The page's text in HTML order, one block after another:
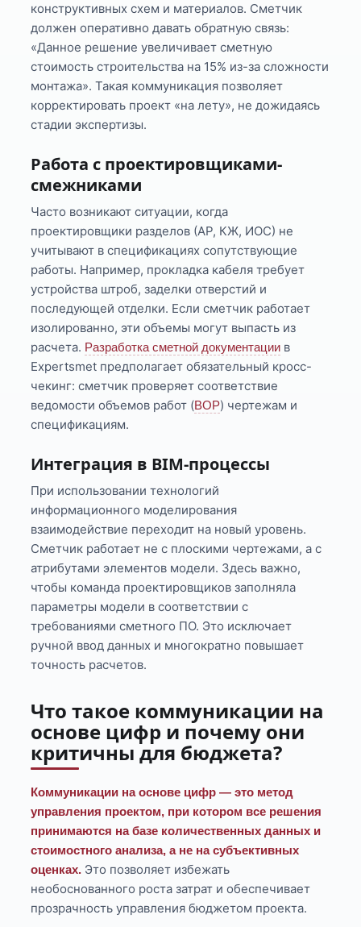
конструктивных схем и материалов. Сметчик
должен оперативно давать обратную связь:
«Данное решение увеличивает сметную
стоимость строительства на 15% из-за сложности
монтажа». Такая коммуникация позволяет
корректировать проект «на лету», не дожидаясь
стадии экспертизы.
Работа с проектировщиками-
смежниками
Часто возникают ситуации, когда
проектировщики разделов (АР, КЖ, ИОС) не
учитывают в спецификациях сопутствующие
работы. Например, прокладка кабеля требует
устройства штроб, заделки отверстий и
последующей отделки. Если сметчик работает
изолированно, эти объемы могут выпасть из
расчета. Разработка сметной документации в
Expertsmet предполагает обязательный кросс-
чекинг: сметчик проверяет соответствие
ведомости объемов работ (ВОР) чертежам и
спецификациям.
Интеграция в BIM-процессы
При использовании технологий
информационного моделирования
взаимодействие переходит на новый уровень.
Сметчик работает не с плоскими чертежами, а с
атрибутами элементов модели. Здесь важно,
чтобы команда проектировщиков заполняла
параметры модели в соответствии с
требованиями сметного ПО. Это исключает
ручной ввод данных и многократно повышает
точность расчетов.
Что такое коммуникации на
основе цифр и почему они
критичны для бюджета?
Коммуникации на основе цифр — это метод
управления проектом, при котором все решения
принимаются на базе количественных данных и
стоимостного анализа, а не на субъективных
оценках. Это позволяет избежать
необоснованного роста затрат и обеспечивает
прозрачность управления бюджетом проекта.